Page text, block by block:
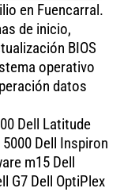
en Fuencarral.
de inicio,
BIOS
operativo
datos
Dell Latitude
Dell Inspiron
m15 Dell
G7 Dell OptiPlex